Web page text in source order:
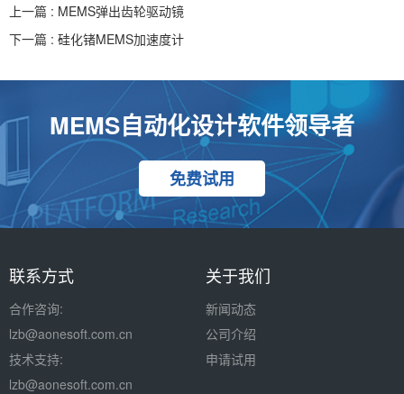
上一篇 : MEMS弹出齿轮驱动镜
下一篇 : 硅化锗MEMS加速度计
MEMS自动化设计软件领导者
免费试用
联系方式
合作咨询:
lzb@aonesoft.com.cn
技术支持:
lzb@aonesoft.com.cn
关于我们
新闻动态
公司介绍
申请试用